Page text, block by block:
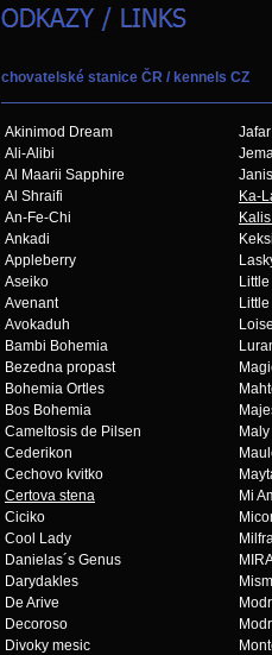
chovatelské stanice ČR / kennels CZ
Akinimod Dream
Jafar
Ali-Alibi
Al Maarii Sapphire
Al Shraifi
Ka-
An-Fe-Chi
Ankadi
Appleberry
Aseiko
Avenant
Avokaduh
Bambi Bohemia
Bezedna propast
Bohemia Ortles
Bos Bohemia
Cameltosis de Pilsen
Cederikon
Cechovo kvitko
Certova stena
Mi
Ciciko
Cool Lady
Danielas´s Genus
Darydakles
De Arive
Decoroso
Divoky mesic